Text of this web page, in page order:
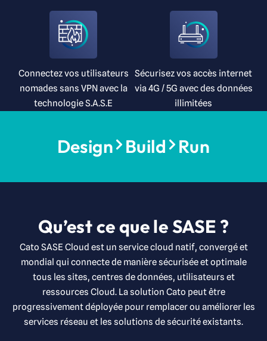
Connectez vos utilisateurs
nomades sans VPN avec la
technologie S.A.S.E
Sécurisez vos accès internet
via 4G / 5G avec des données
illimitées
Design Build Run
Qu’est ce que le SASE ?
Cato SASE Cloud est un service cloud natif, convergé et
mondial qui connecte de manière sécurisée et optimale
tous les sites, centres de données, utilisateurs et
ressources Cloud. La solution Cato peut être
progressivement déployée pour remplacer ou améliorer les
services réseau et les solutions de sécurité existants.